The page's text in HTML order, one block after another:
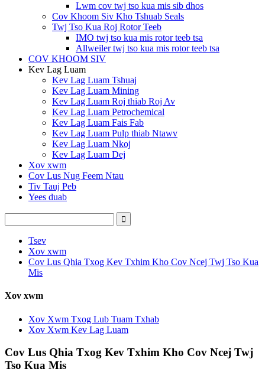
Lwm cov twj tso kua mis sib dhos
Cov Khoom Siv Kho Tshuab Seals
Twj Tso Kua Roj Rotor Teeb
IMO twj tso kua mis rotor teeb tsa
Allweiler twj tso kua mis rotor teeb tsa
COV KHOOM SIV
Kev Lag Luam
Kev Lag Luam Tshuaj
Kev Lag Luam Mining
Kev Lag Luam Roj thiab Roj Av
Kev Lag Luam Petrochemical
Kev Lag Luam Fais Fab
Kev Lag Luam Pulp thiab Ntawv
Kev Lag Luam Nkoj
Kev Lag Luam Dej
Xov xwm
Cov Lus Nug Feem Ntau
Tiv Tauj Peb
Yees duab
Tsev
Xov xwm
Cov Lus Qhia Txog Kev Txhim Kho Cov Ncej Twj Tso Kua
Mis
Xov xwm
Xov Xwm Txog Lub Tuam Txhab
Xov Xwm Kev Lag Luam
Cov Lus Qhia Txog Kev Txhim Kho Cov Ncej Twj
Tso Kua Mis